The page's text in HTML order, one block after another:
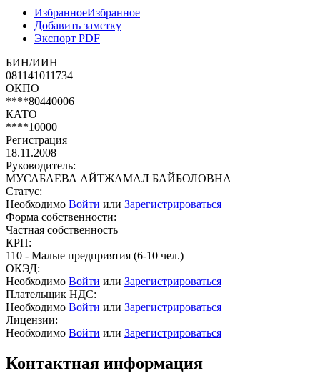
ИзбранноеИзбранное
Добавить заметку
Экспорт PDF
БИН/ИИН
081141011734
ОКПО
****80440006
КАТО
****10000
Регистрация
18.11.2008
Руководитель:
МУСАБАЕВА АЙТЖАМАЛ БАЙБОЛОВНА
Статус:
Необходимо Войти или Зарегистрироваться
Форма собственности:
Частная собственность
КРП:
110 - Малые предприятия (6-10 чел.)
ОКЭД:
Необходимо Войти или Зарегистрироваться
Плательщик НДС:
Необходимо Войти или Зарегистрироваться
Лицензии:
Необходимо Войти или Зарегистрироваться
Контактная информация